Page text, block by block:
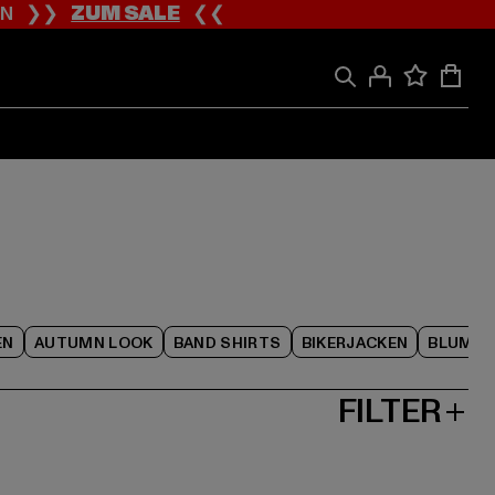
❯❯ZUM SALE❮❮
AUTUMN LOOK BAND SHIRTS BIKERJACKEN
FILTER